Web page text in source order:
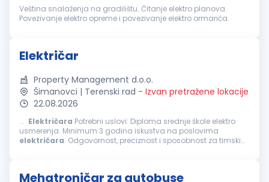
Veština snalaženja na gradilištu. Čitanje elektro planova.
Povezivanje elektro opreme i povezivanje elektro ormarića.
Električar
Property Management d.o.o.
Šimanovci | Terenski rad - Izvan pretražene lokacije
22.08.2026
... Električara Potrebni uslovi: Diploma srednje škole elektro
usmerenja. Minimum 3 godina iskustva na poslovima
električara. Odgovornost, preciznost i sposobnost za timski
Mehatroničar za autobuse